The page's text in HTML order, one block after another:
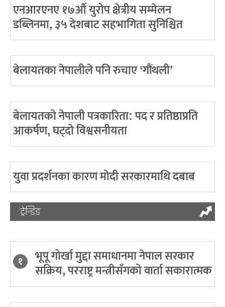
एनआरएनए १७औँ युरोप क्षेत्रीय सम्मेलन
डब्लिनमा, ३५ देशबाट सहभागिता सुनिश्चित
बेलायतका नेपालीले पनि रुचाए ‘गौंथली’
बेलायतको नेपाली पत्रकारिता: पद र प्रतिष्ठाप्रति
आकर्षण, घट्दो विश्वसनीयता
युवा प्रदर्शनका कारण मोदी सरकारमाथि दबाब
ट्रेन्डिङ
१ भूपू गोर्खा मुद्दा समाधानमा नेपाल सरकार
सक्रिय, परराष्ट्र मन्त्रीसँगको वार्ता सकारात्मक